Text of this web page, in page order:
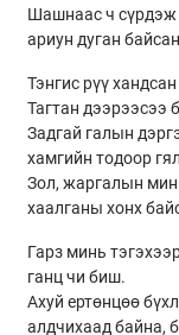
Шашнаас ч сүрдэж
ариун дуган
Тэнгис рүү
Тагтан дээрээсээ
Задгай галын
хамгийн тодоор
Зол, жаргалын
хаалганы хонх
Гарз минь
ганц чи биш.
Ахуй ертөнцөө
алдчихаад байна,